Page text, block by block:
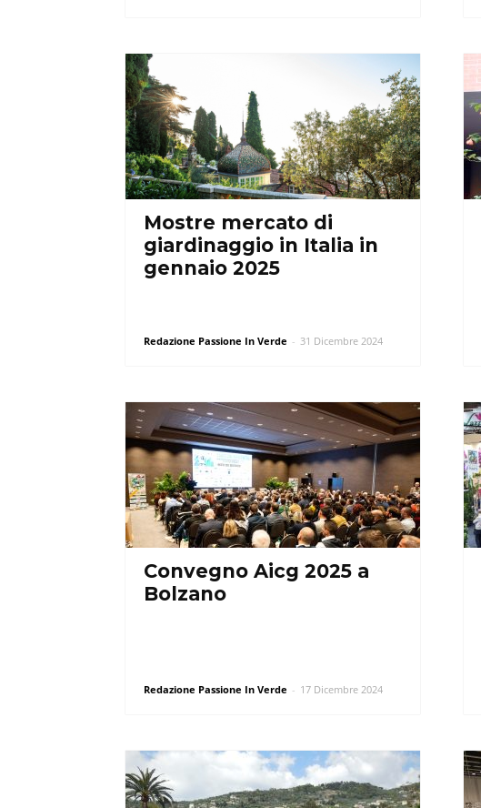
Mostre mercato di
giardinaggio in Italia in
gennaio 2025
Redazione Passione In Verde - 31 Dicembre 2024
Convegno Aicg 2025 a
Bolzano
Redazione Passione In Verde - 17 Dicembre 2024